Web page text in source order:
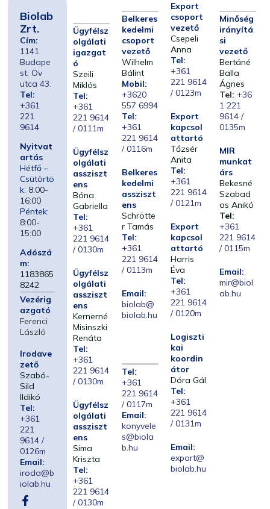
Biolab
Zrt.
Cím:
1141
Budape
st, Öv
utca 43.
Tel:
+361
221
9614
Nyitvat
artás
Hétfő –
Csütörtö
k: 8:00-
16:00
Péntek:
8:00-
15:00
Adószá
m:
1183865
8242
Vezérig
azgató
Ferenci
László
Irodave
zető
Szabó-
Sild
Ildikó
Tel:
+361
221
9614 /
0126m
Email:
iroda@b
iolab.hu
Ügyfélsz
olgálati
igazgat
ó
Szeili
Miklós
Tel:
+361
221 9614
/ 0111m
Ügyfélsz
olgálati
assziszt
ens
Bóna
Gabriella
Tel:
+361
221 9614
/ 0130m
Ügyfélsz
olgálati
assziszt
ens
Kernerné
Misinszki
Renáta
Tel:
+361
221 9614
/ 0130m
Ügyfélsz
olgálati
assziszt
ens
Sima
Kriszta
Tel:
+361
221 9614
/ 0130m
Belkeres
kedelmi
csoport
vezető
Wilhelm
Bálint
Mobil:
+3620
557 6994
Tel:
+361
221 9614
/ 0116m
Belkeres
kedelmi
assziszt
ens
Schrötte
r Tamás
Tel:
+361
221 9614
/ 0113m
Email:
biolab@
biolab.hu
Tel:
+361
221 9614
/ 0117m
Email:
konyvele
s@biola
b.hu
Export
csoport
vezető
Csepeli
Anna
Tel:
+361
221 9614
/ 0123m
Export
kapcsol
attartó
Tőzsér
Anita
Tel:
+361
221 9614
/ 0121m
Export
kapcsol
attartó
Harris
Éva
Tel:
+361
221 9614
/ 0120m
Logiszti
kai
koordin
átor
Dóra Gál
Tel:
+361
221 9614
/ 0131m
Email:
export@
biolab.hu
Minőség
irányítá
si
vezető
Bertáné
Balla
Ágnes
Tel: +36
1 221
9614 /
0135m
MIR
munkat
árs
Bekesné
Szabad
os Anikó
Tel:
+361
221 9614
/ 0115m
Email:
mir@biol
ab.hu